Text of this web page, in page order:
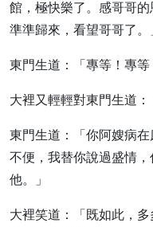
館，極快樂了。感哥哥
準準歸來，看望哥哥了。
東門生道：「專等！專等
大裡又輕輕對東門生道：
東門生道：「你阿嫂病
不便，我替你說過盛情
他。」
大裡笑道：「既如此，